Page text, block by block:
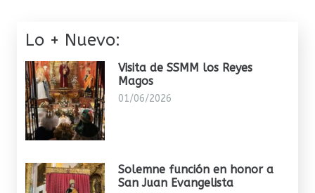
Lo + Nuevo:
Visita de SSMM los Reyes
Magos
01/06/2026
Solemne función en honor a
San Juan Evangelista